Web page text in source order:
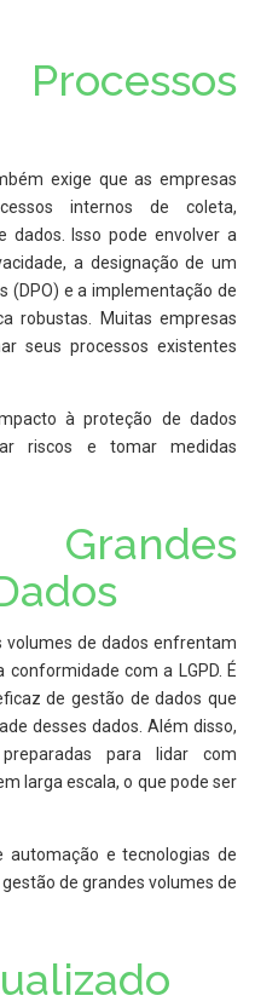
exige que as empresas
internos de coleta,
Isso pode envolver a
a designação de um
(DPO) e a implementação de
robustas. Muitas empresas
seus processos existentes
à proteção de dados
riscos e tomar medidas
volumes de dados enfrentam
com a LGPD. É
de gestão de dados que
desses dados. Além disso,
para lidar com
larga escala, o que pode ser
automação e tecnologias de
de grandes volumes de